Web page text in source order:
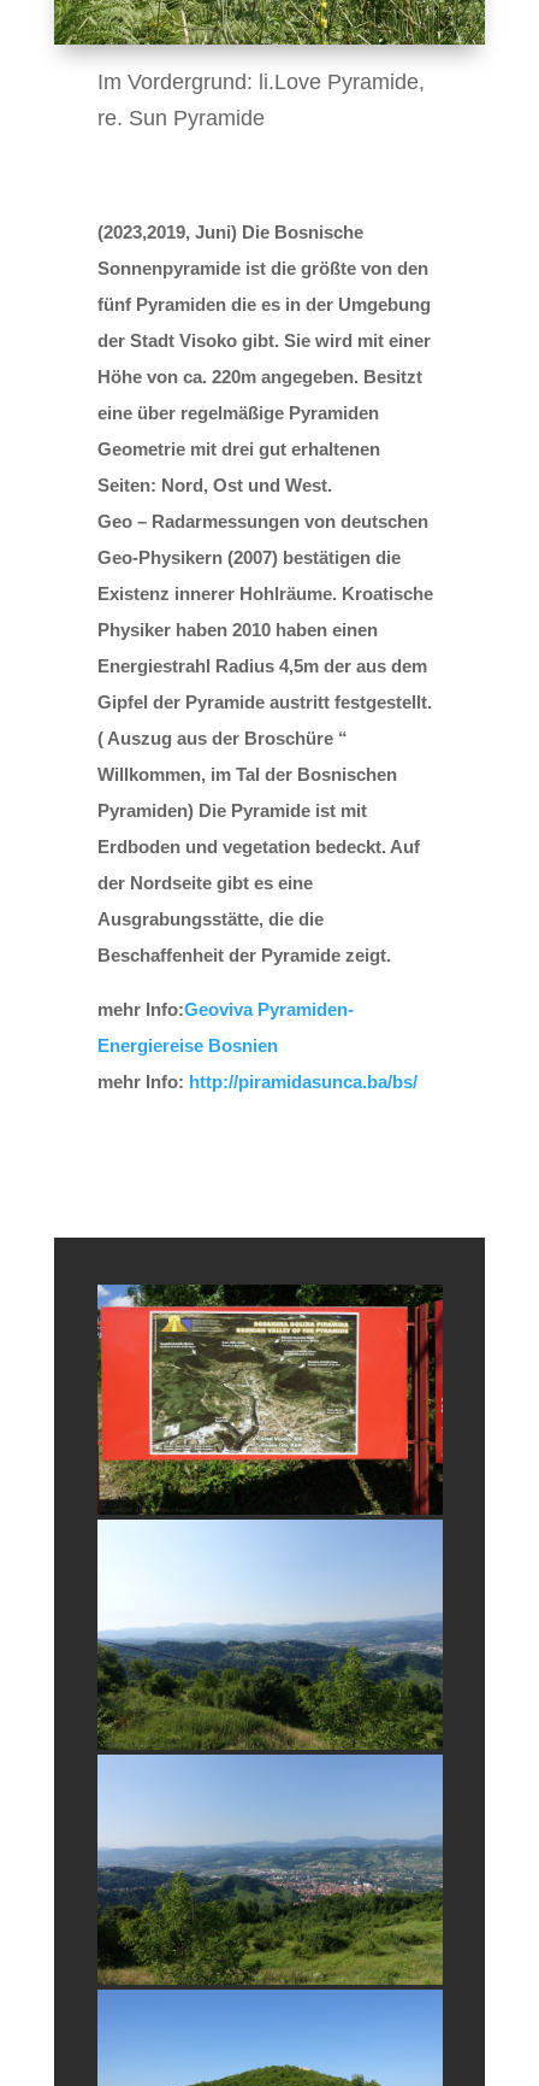
Im Vordergrund: li.Love Pyramide,
re. Sun Pyramide
(2023,2019, Juni) Die Bosnische
Sonnenpyramide ist die größte von den
fünf Pyramiden die es in der Umgebung
der Stadt Visoko gibt. Sie wird mit einer
Höhe von ca. 220m angegeben. Besitzt
eine über regelmäßige Pyramiden
Geometrie mit drei gut erhaltenen
Seiten: Nord, Ost und West.
Geo – Radarmessungen von deutschen
Geo-Physikern (2007) bestätigen die
Existenz innerer Hohlräume. Kroatische
Physiker haben 2010 haben einen
Energiestrahl Radius 4,5m der aus dem
Gipfel der Pyramide austritt festgestellt.
( Auszug aus der Broschüre “
Willkommen, im Tal der Bosnischen
Pyramiden) Die Pyramide ist mit
Erdboden und vegetation bedeckt. Auf
der Nordseite gibt es eine
Ausgrabungsstätte, die die
Beschaffenheit der Pyramide zeigt.
mehr Info:Geoviva Pyramiden-
Energiereise Bosnien
mehr Info: http://piramidasunca.ba/bs/